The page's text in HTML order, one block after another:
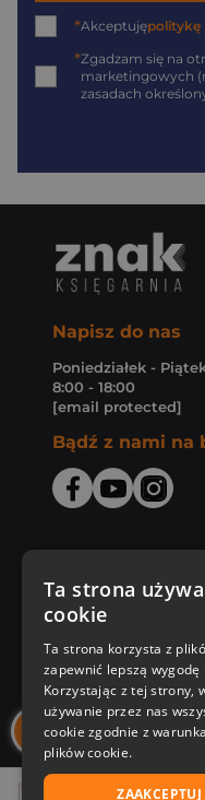
*Akceptujępolitykę
*Zgadzam się na
marketingowych
zasadach
Napisz do nas
Poniedziałek -
8:00 - 18:00
[email protected]
Bądź z nami na
Zakupy u nas
Nasza oferta
Nasi autorzy
Ta strona
cookie
Ta strona korzysta z
zapewnić lepszą wygodę
Korzystając z tej strony,
używanie przez nas
cookie zgodnie z
plików cookie.